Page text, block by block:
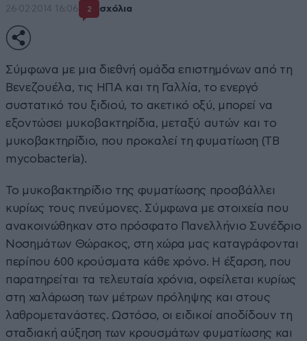
26·02·2014 16:06 2 σχόλια
Σύμφωνα με μια διεθνή ομάδα επιστημόνων από τη
Βενεζουέλα, τις ΗΠΑ και τη Γαλλία, το ενεργό
συστατικό του ξιδιού, το ακετικό οξύ, μπορεί να
εξοντώσει μυκοβακτηρίδια, μεταξύ αυτών και το
μυκοβακτηρίδιο, που προκαλεί τη φυματίωση (ΤΒ
mycobacteria).
Το μυκοβακτηρίδιο της φυματίωσης προσβάλλει
κυρίως τους πνεύμονες. Σύμφωνα με στοιχεία που
ανακοινώθηκαν στο πρόσφατο Πανελλήνιο Συνέδριο
Νοσημάτων Θώρακος, στη χώρα μας καταγράφονται
περίπου 600 κρούσματα κάθε χρόνο. Η έξαρση, που
παρατηρείται τα τελευταία χρόνια, οφείλεται κυρίως
στη χαλάρωση των μέτρων πρόληψης και στους
λαθρομετανάστες. Ωστόσο, οι ειδικοί αποδίδουν τη
σταδιακή αύξηση των κρουσμάτων φυματίωσης και